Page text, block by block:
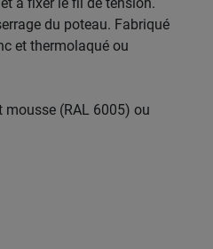
du poteau. Fabriqué
et thermolaqué ou
(RAL 6005) ou